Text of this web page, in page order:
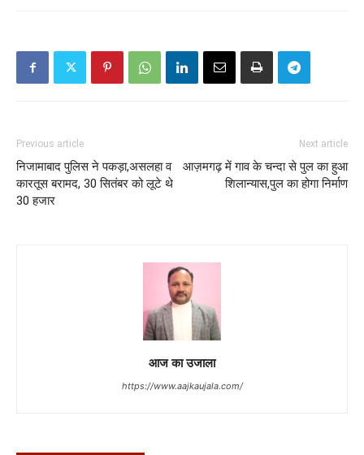
Previous article
निजामाबाद पुलिस ने पकड़ा,असलहा व
कारतूस बरामद, 30 सितंबर को लूटे थे
30 हजार
Next article
आज़मगढ़ में गाव के चन्दा से पुल का हुआ
शिलान्यास,पुल का होगा निर्माण
आज का उजाला
https://www.aajkaujala.com/